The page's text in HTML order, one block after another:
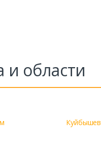
области
Куйбышев